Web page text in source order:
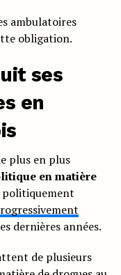
ambulatoires
obligation.
ses
en
plus en plus
en matière
politiquement
dernières années.
de plusieurs